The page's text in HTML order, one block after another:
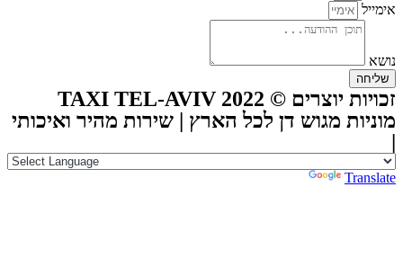
אימייל
נושא
שליחה
מוניות מגוש דן לכל הארץ | שירות מהיר ואיכותי
|
Translate